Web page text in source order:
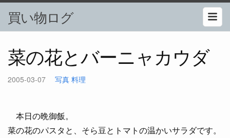
買い物ログ
菜の花とバーニャカウダ
2005-03-07 写真 料理
本日の晩御飯。
菜の花のパスタと、そら豆とトマトの温かいサラダです。